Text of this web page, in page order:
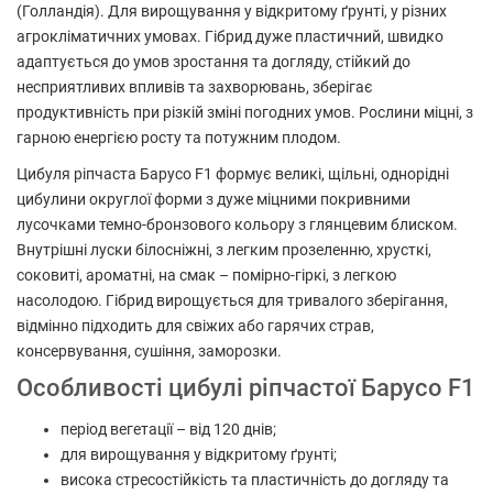
(Голландія). Для вирощування у відкритому ґрунті, у різних
агрокліматичних умовах. Гібрид дуже пластичний, швидко
адаптується до умов зростання та догляду, стійкий до
несприятливих впливів та захворювань, зберігає
продуктивність при різкій зміні погодних умов. Рослини міцні, з
гарною енергією росту та потужним плодом.
Цибуля ріпчаста Барусо F1 формує великі, щільні, однорідні
цибулини округлої форми з дуже міцними покривними
лусочками темно-бронзового кольору з глянцевим блиском.
Внутрішні луски білосніжні, з легким прозеленню, хрусткі,
соковиті, ароматні, на смак – помірно-гіркі, з легкою
насолодою. Гібрид вирощується для тривалого зберігання,
відмінно підходить для свіжих або гарячих страв,
консервування, сушіння, заморозки.
Особливості цибулі ріпчастої Барусо F1
період вегетації – від 120 днів;
для вирощування у відкритому ґрунті;
висока стресостійкість та пластичність до догляду та